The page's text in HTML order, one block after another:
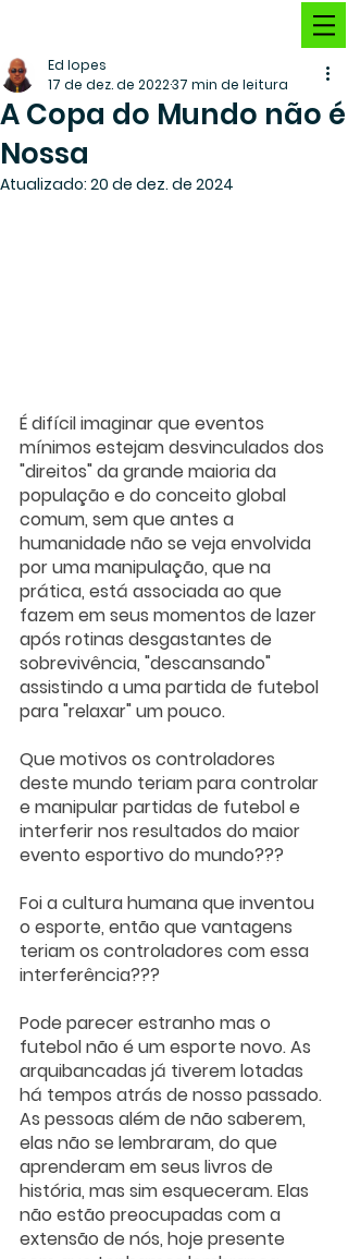
A Copa do Mundo não é
Nossa
Ed lopes
17 de dez. de 202237 min de leitura
Atualizado: 20 de dez. de 2024
É difícil imaginar que eventos
mínimos estejam desvinculados dos
"direitos" da grande maioria da
população e do conceito global
comum, sem que antes a
humanidade não se veja envolvida
por uma manipulação, que na
prática, está associada ao que
fazem em seus momentos de lazer
após rotinas desgastantes de
sobrevivência, "descansando"
assistindo a uma partida de futebol
para "relaxar" um pouco.
Que motivos os controladores
deste mundo teriam para controlar
e manipular partidas de futebol e
interferir nos resultados do maior
evento esportivo do mundo???
Foi a cultura humana que inventou
o esporte, então que vantagens
teriam os controladores com essa
interferência???
Pode parecer estranho mas o
futebol não é um esporte novo. As
arquibancadas já tiverem lotadas
há tempos atrás de nosso passado.
As pessoas além de não saberem,
elas não se lembraram, do que
aprenderam em seus livros de
história, mas sim esqueceram. Elas
não estão preocupadas com a
extensão de nós, hoje presente